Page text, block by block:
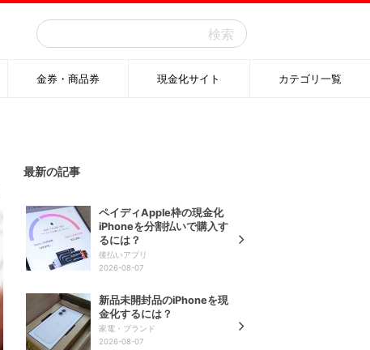
検
金券・商品券 現金化サイト カテゴリ一覧
最新の記事
ペイディApple枠の現金化
iPhoneを分割払いで購入す
るには？
後払いアプリ
2026-08-07
新品未開封品のiPhoneを現
金化するには？
家電・ブランド
2026-08-07